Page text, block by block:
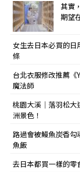
其實
期望
女生去日本必買的
條
台北衣服修改推薦《
魔法師
桃園大溪｜落羽松
洲景色！
路過會被鰻魚炭香勾
魚飯
去日本都買一樣的零